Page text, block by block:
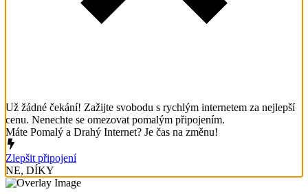
Už žádné čekání! Zažijte svobodu s rychlým internetem za nejlepší
cenu. Nenechte se omezovat pomalým připojením.
Máte Pomalý a Drahý Internet? Je čas na změnu!
Zlepšit připojení
NE, DÍKY